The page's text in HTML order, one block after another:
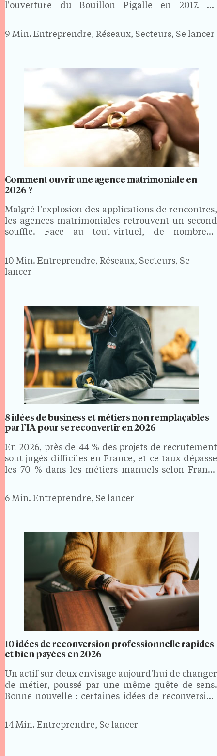
l'ouverture du Bouillon Pigalle en 2017. Sa
française simple, généreuse et bon marché, avec
un…
9 Min. Entreprendre, Réseaux, Secteurs, Se lancer
Comment ouvrir une agence matrimoniale en
2026 ?
Malgré l'explosion des applications de rencontres,
les agences matrimoniales retrouvent un second
souffle. Face au tout-virtuel, de nombreux
recherchent un accompagnement humain,
personnalisé et discret. Bonne nouvelle pour les
porteurs de projet : ouvrir…
10 Min. Entreprendre, Réseaux, Secteurs, Se
lancer
8 idées de business et métiers non remplaçables
par l’IA pour se reconvertir en 2026
En 2026, près de 44 % des projets de recrutement
sont jugés difficiles en France, et ce taux dépasse
les 70 % dans les métiers manuels selon France
revenus solides et…
6 Min. Entreprendre, Se lancer
10 idées de reconversion professionnelle rapides
et bien payées en 2026
Un actif sur deux envisage aujourd'hui de changer
de métier, poussé par une même quête de sens.
Bonne nouvelle : certaines idées de reconversion
portées par des secteurs qui recrutent et
correctement…
14 Min. Entreprendre, Se lancer